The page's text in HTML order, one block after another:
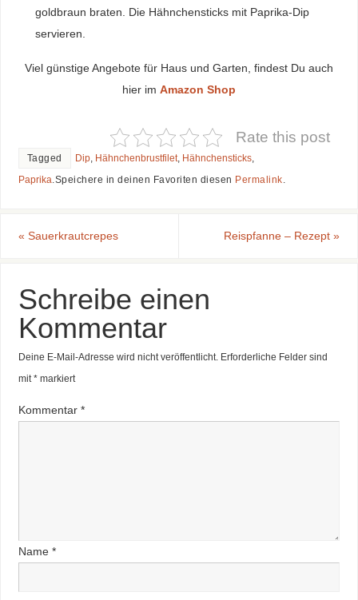
goldbraun braten. Die Hähnchensticks mit Paprika-Dip
servieren.
Viel günstige Angebote für Haus und Garten, findest Du auch
hier im Amazon Shop
Rate this post
Tagged Dip, Hähnchenbrustfilet, Hähnchensticks,
Paprika.Speichere in deinen Favoriten diesen Permalink.
« Sauerkrautcrepes Reispfanne – Rezept»
Schreibe einen
Kommentar
Deine E-Mail-Adresse wird nicht veröffentlicht. Erforderliche Felder sind
mit*markiert
Kommentar *
Name *